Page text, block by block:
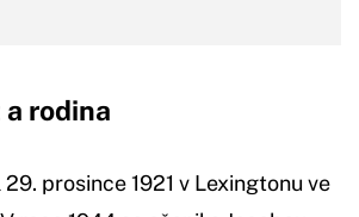
rodina
prosince 1921 v Lexingtonu ve